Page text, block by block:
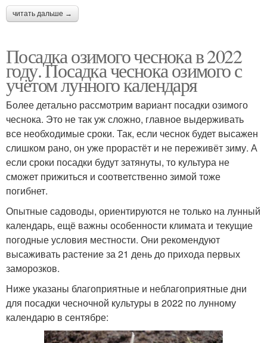
читать дальше →
Посадка озимого чеснока в 2022
году. Посадка чеснока озимого с
учётом лунного календаря
Более детально рассмотрим вариант посадки озимого
чеснока. Это не так уж сложно, главное выдерживать
все необходимые сроки. Так, если чеснок будет высажен
слишком рано, он уже прорастёт и не переживёт зиму. А
если сроки посадки будут затянуты, то культура не
сможет прижиться и соответственно зимой тоже
погибнет.
Опытные садоводы, ориентируются не только на лунный
календарь, ещё важны особенности климата и текущие
погодные условия местности. Они рекомендуют
высаживать растение за 21 день до прихода первых
заморозков.
Ниже указаны благоприятные и неблагоприятные дни
для посадки чесночной культуры в 2022 по лунному
календарю в сентябре: